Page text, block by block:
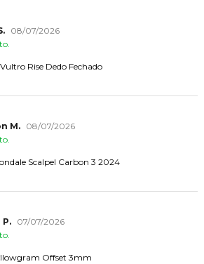
08/07/2026
Rise Dedo Fechado
M.
08/07/2026
Scalpel Carbon 3 2024
P.
07/07/2026
Offset 3mm